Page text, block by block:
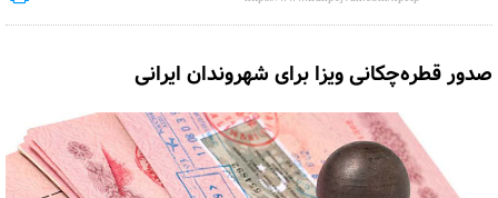
صدور قطره‌چکانی ویزا برای شهروندان ایرانی